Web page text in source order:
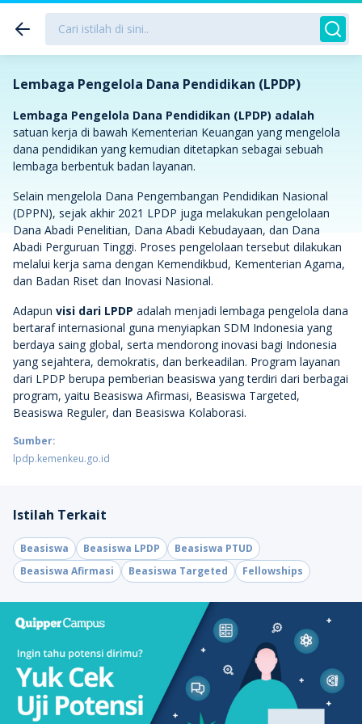
Lembaga Pengelola Dana Pendidikan (LPDP)
Lembaga Pengelola Dana Pendidikan (LPDP) adalah
satuan kerja di bawah Kementerian Keuangan yang mengelola
dana pendidikan yang kemudian ditetapkan sebagai sebuah
lembaga berbentuk badan layanan.
Selain mengelola Dana Pengembangan Pendidikan Nasional
(DPPN), sejak akhir 2021 LPDP juga melakukan pengelolaan
Dana Abadi Penelitian, Dana Abadi Kebudayaan, dan Dana
Abadi Perguruan Tinggi. Proses pengelolaan tersebut dilakukan
melalui kerja sama dengan Kemendikbud, Kementerian Agama,
dan Badan Riset dan Inovasi Nasional.
Adapun visi dari LPDP adalah menjadi lembaga pengelola dana
bertaraf internasional guna menyiapkan SDM Indonesia yang
berdaya saing global, serta mendorong inovasi bagi Indonesia
yang sejahtera, demokratis, dan berkeadilan. Program layanan
dari LPDP berupa pemberian beasiswa yang terdiri dari berbagai
program, yaitu Beasiswa Afirmasi, Beasiswa Targeted,
Beasiswa Reguler, dan Beasiswa Kolaborasi.
Sumber:
lpdp.kemenkeu.go.id
Istilah Terkait
Beasiswa Beasiswa LPDP
Beasiswa PTUD
Beasiswa Afirmasi
Beasiswa Targeted Fellowships